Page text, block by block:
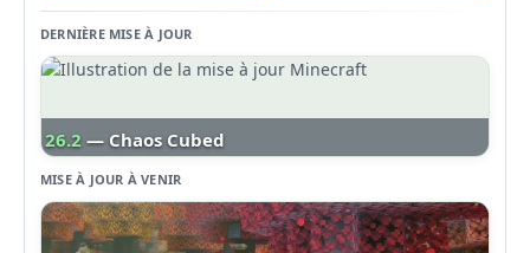
DERNIÈRE MISE À JOUR
26.2 — Chaos Cubed
MISE À JOUR À VENIR